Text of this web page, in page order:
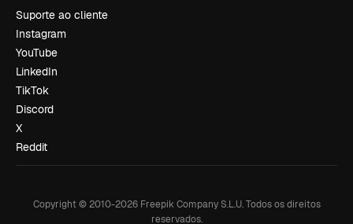
Suporte ao cliente
Instagram
YouTube
LinkedIn
TikTok
Discord
X
Reddit
Copyright © 2010-2026Freepik Company S.L.U. Todos os direitos
reservados.